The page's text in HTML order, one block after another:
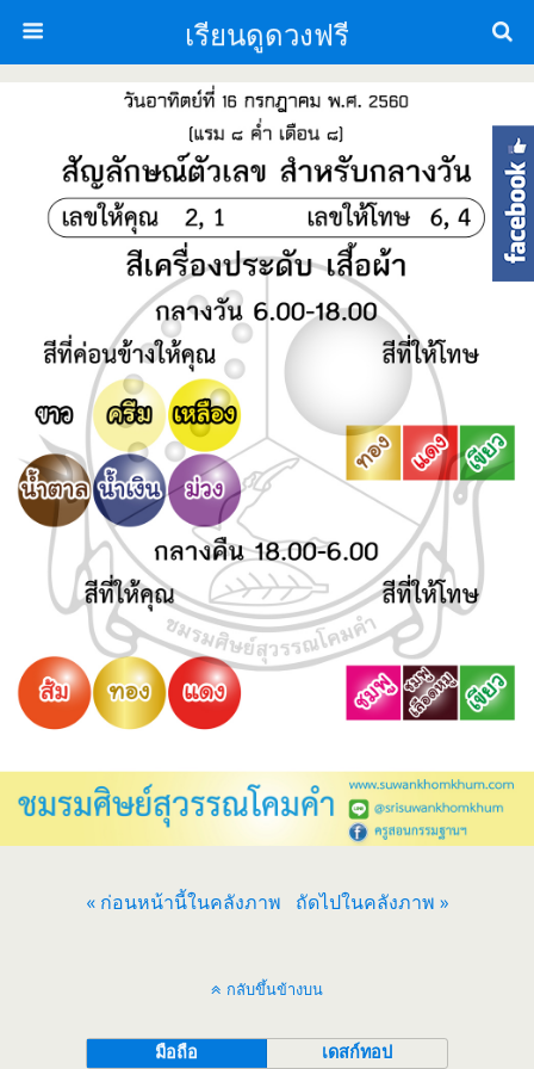
เรียนดูดวงฟรี
« ก่อนหน้านี้ในคลังภาพ ถัดไปในคลังภาพ »
กลับขึ้นข้างบน
มือถือ เดสก์ทอป